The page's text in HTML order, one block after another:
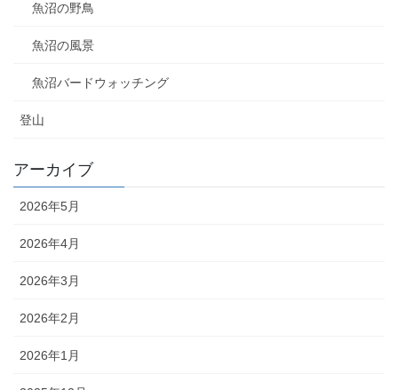
魚沼の野鳥
魚沼の風景
魚沼バードウォッチング
登山
アーカイブ
2026年5月
2026年4月
2026年3月
2026年2月
2026年1月